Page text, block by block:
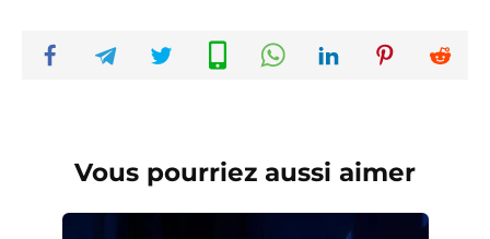
Vous pourriez aussi aimer